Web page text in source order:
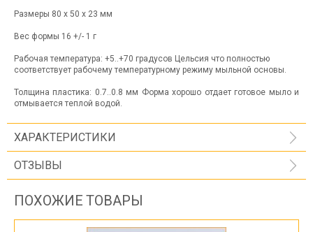
Размеры 80 х 50 х 23 мм
Вес формы 16 +/- 1 г
Рабочая температура: +5..+70 градусов Цельсия что полностью
соответствует рабочему температурному режиму мыльной основы.
Толщина пластика: 0.7..0.8 мм Форма хорошо отдает готовое мыло и
отмывается теплой водой.
ХАРАКТЕРИСТИКИ
ОТЗЫВЫ
ПОХОЖИЕ ТОВАРЫ